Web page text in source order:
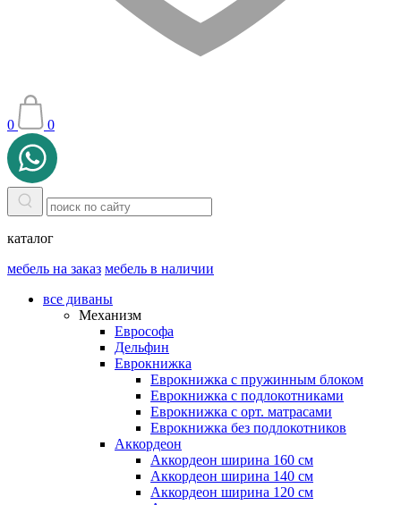
0 0
каталог
мебель на заказ мебель в наличии
все диваны
Механизм
Еврософа
Дельфин
Еврокнижка
Еврокнижка с пружинным блоком
Еврокнижка с подлокотниками
Еврокнижка с орт. матрасами
Еврокнижка без подлокотников
Аккордеон
Аккордеон ширина 160 см
Аккордеон ширина 140 см
Аккордеон ширина 120 см